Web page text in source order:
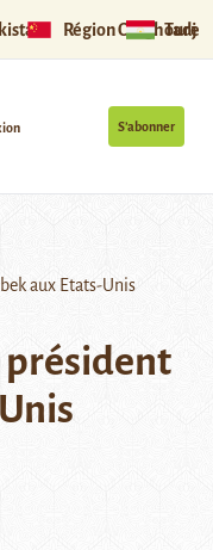
Région Ouïghoure
S’abonner
aux Etats-Unis